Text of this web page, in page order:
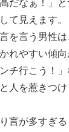
だなぁ！」と
て見えます。
を言う男性
れやすい傾
チ行こう！
人を惹きつけ
言が多すぎ